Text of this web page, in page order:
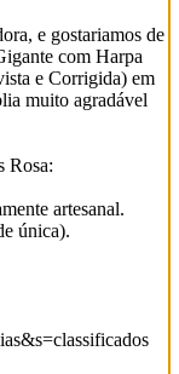
e gostariamos de
com Harpa
e Corrigida) em
muito agradável
Rosa:
artesanal.
única).